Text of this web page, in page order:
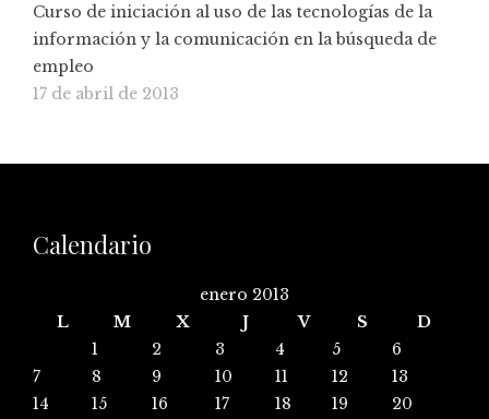
Curso de iniciación al uso de las tecnologías de la
información y la comunicación en la búsqueda de
empleo
17 de abril de 2013
Calendario
enero 2013
L
M X J V S
D
1
2 3 4 5
6
7
8 9 10 11 12
13
14
15 16 17 18 19
20